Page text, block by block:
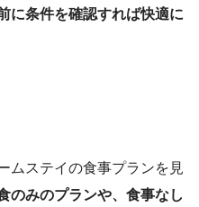
に条件を確認すれば快適に
ムステイの食事プランを見
のみのプランや、食事なし